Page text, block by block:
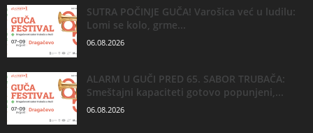
SUTRA POČINJE GUČA! Varošica već u ludilu:
Lomi se kolo, grme...
06.08.2026
ALARM U GUČI PRED 65. SABOR TRUBAČA:
Smeštajni kapaciteti gotovo popunjeni,...
06.08.2026